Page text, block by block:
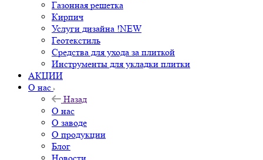
Газонная решетка
Кирпич
Услуги дизайна !NEW
Геотекстиль
Средства для ухода за плиткой
Инструменты для укладки плитки
АКЦИИ
О нас
Назад
О нас
О заводе
О продукции
Блог